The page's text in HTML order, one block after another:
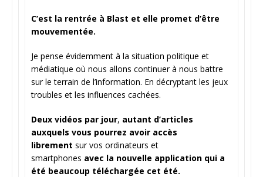
C’est la rentrée à Blast et elle promet d’être
mouvementée.
Je pense évidemment à la situation politique et
médiatique où nous allons continuer à nous battre
sur le terrain de l’information. En décryptant les jeux
troubles et les influences cachées.
Deux vidéos par jour, autant d’articles
auxquels vous pourrez avoir accès
librement sur vos ordinateurs et
smartphones avec la nouvelle application qui a
été beaucoup téléchargée cet été.